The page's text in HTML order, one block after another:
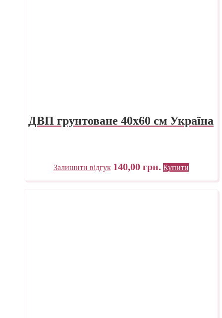
ДВП грунтоване 40х60 см Україна
Залишити відгук 140,00 грн. Купити